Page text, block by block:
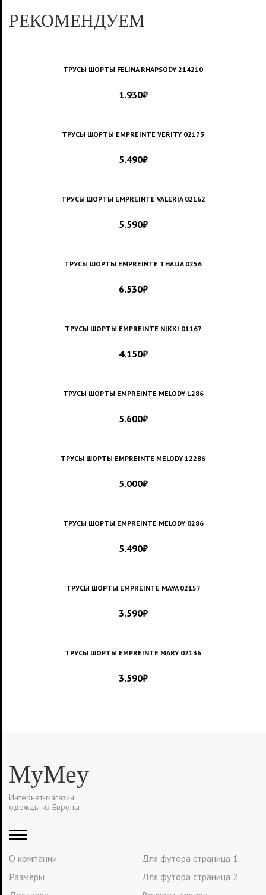
РЕКОМЕНДУЕМ
ТРУСЫ ШОРТЫ FELINA RHAPSODY 214210
1.930₽
ТРУСЫ ШОРТЫ EMPREINTE VERITY 02173
5.490₽
ТРУСЫ ШОРТЫ EMPREINTE VALERIA 02162
5.590₽
ТРУСЫ ШОРТЫ EMPREINTE THALIA 0256
6.530₽
ТРУСЫ ШОРТЫ EMPREINTE NIKKI 01167
4.150₽
ТРУСЫ ШОРТЫ EMPREINTE MELODY 1286
5.600₽
ТРУСЫ ШОРТЫ EMPREINTE MELODY 12286
5.000₽
ТРУСЫ ШОРТЫ EMPREINTE MELODY 0286
5.490₽
ТРУСЫ ШОРТЫ EMPREINTE MAYA 02157
3.590₽
ТРУСЫ ШОРТЫ EMPREINTE MARY 02136
3.590₽
MyMey
Интернет-магазин
одежды из Европы
О компании
Размеры
Для футора страница 1
Для футора страница 2